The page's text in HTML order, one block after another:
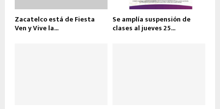
Zacatelco está de Fiesta
Ven y Vive la...
Se amplía suspensión de
clases al jueves 25...